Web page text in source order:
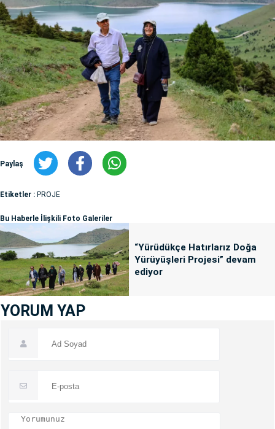
Paylaş
Etiketler : PROJE
Bu Haberle İlişkili Foto Galeriler
“Yürüdükçe Hatırlarız Doğa
Yürüyüşleri Projesi” devam
ediyor
YORUM YAP